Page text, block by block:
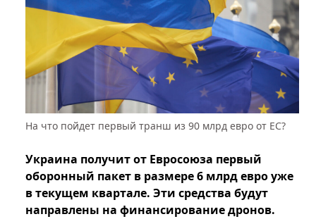
На что пойдет первый транш из 90 млрд евро от ЕС?
Украина получит от Евросоюза первый
оборонный пакет в размере 6 млрд евро уже
в текущем квартале. Эти средства будут
направлены на финансирование дронов.